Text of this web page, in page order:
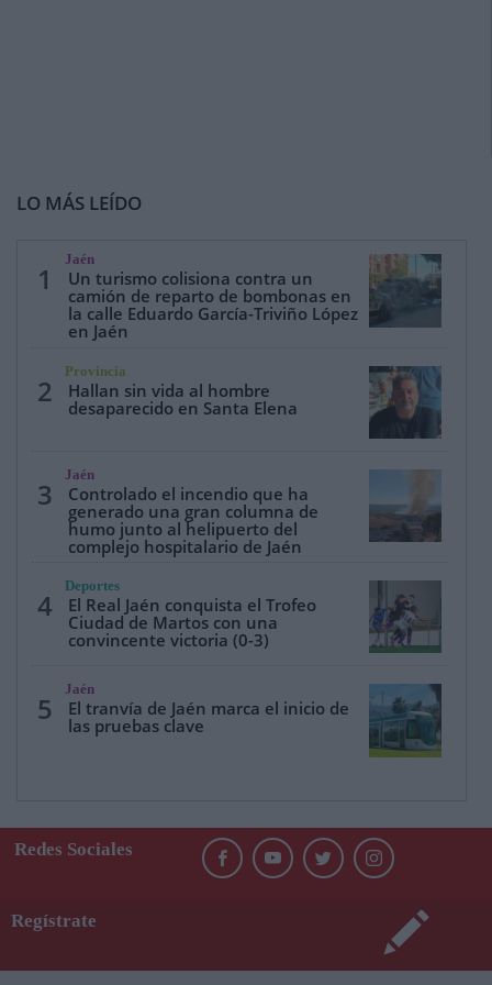
LO MÁS LEÍDO
1
Jaén
Un turismo colisiona contra un
camión de reparto de bombonas en
la calle Eduardo García-Triviño López
en Jaén
2
Provincia
Hallan sin vida al hombre
desaparecido en Santa Elena
3
Jaén
Controlado el incendio que ha
generado una gran columna de
humo junto al helipuerto del
complejo hospitalario de Jaén
4
Deportes
El Real Jaén conquista el Trofeo
Ciudad de Martos con una
convincente victoria (0-3)
5
Jaén
El tranvía de Jaén marca el inicio de
las pruebas clave
Redes Sociales
Regístrate